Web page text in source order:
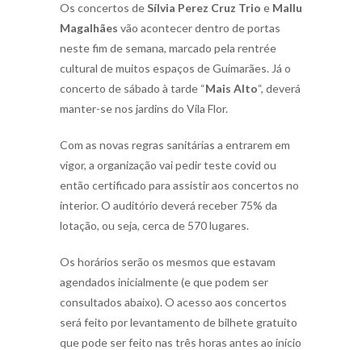
Os concertos deSílvia Perez Cruz Trio e Mallu
Magalhães vão acontecer dentro de portas
neste fim de semana, marcado pela rentrée
cultural de muitos espaços de Guimarães. Já o
concerto de sábado à tarde “Mais Alto“, deverá
manter-se nos jardins do Vila Flor.
Com as novas regras sanitárias a entrarem em
vigor, a organização vai pedir teste covid ou
então certificado para assistir aos concertos no
interior. O auditório deverá receber 75% da
lotação, ou seja, cerca de 570 lugares.
Os horários serão os mesmos que estavam
agendados inicialmente (e que podem ser
consultados abaixo). O acesso aos concertos
será feito por levantamento de bilhete gratuito
que pode ser feito nas três horas antes ao início